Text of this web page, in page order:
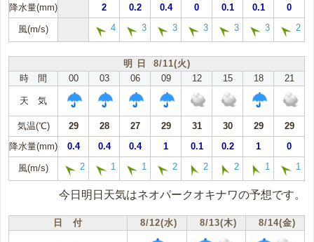
降水量(mm)
2 0.2 0.4 0 0.1 0.1 0
風(m/s) 4 3 3 3 3 3 2
明 日 8/11(火)
時 間
00 03 06 09 12 15 18 21
天 気
気温(℃) 29 28 27 29 31 30 29
29
降水量(mm)
0.4 0.4 0.4 1 0.1 0.2 1 0
風(m/s) 2 1 1 2 2 2 1 1
今日明日天気はネオパークオキナワの予想です。
日 付 8/12(水) 8/13(木) 8/14(金)